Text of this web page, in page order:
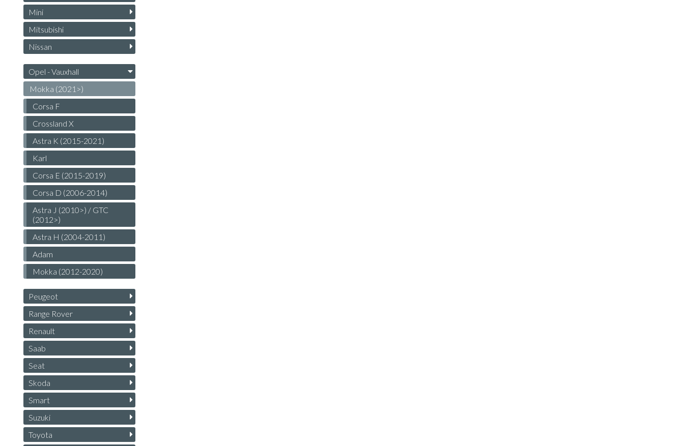
Mini
Mitsubishi
Nissan
Opel - Vauxhall
Mokka (2021>)
Corsa F
Crossland X
Astra K (2015-2021)
Karl
Corsa E (2015-2019)
Corsa D (2006-2014)
Astra J (2010>) / GTC
(2012>)
Astra H (2004-2011)
Adam
Mokka (2012-2020)
Peugeot
Range Rover
Renault
Saab
Seat
Skoda
Smart
Suzuki
Toyota